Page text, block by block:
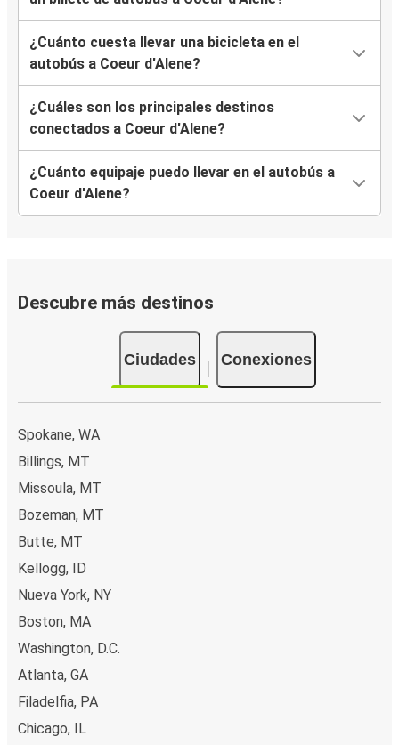
¿Cuánto cuesta llevar una bicicleta en el
autobús a Coeur d'Alene?
¿Cuáles son los principales destinos
conectados a Coeur d'Alene?
¿Cuánto equipaje puedo llevar en el autobús a
Coeur d'Alene?
Descubre más destinos
Ciudades Conexiones
Spokane, WA
Billings, MT
Missoula, MT
Bozeman, MT
Butte, MT
Kellogg, ID
Nueva York, NY
Boston, MA
Washington, D.C.
Atlanta, GA
Filadelfia, PA
Chicago, IL